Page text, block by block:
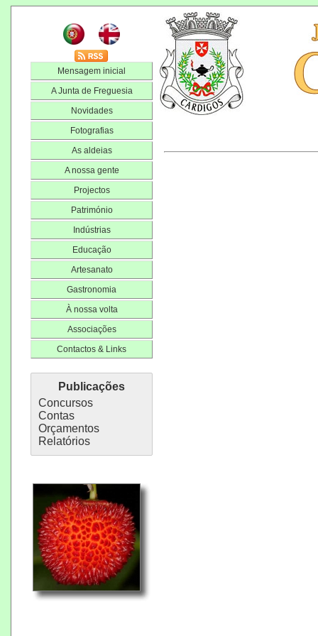
Mensagem inicial
A Junta de Freguesia
Novidades
Fotografias
As aldeias
A nossa gente
Projectos
Património
Indústrias
Educação
Artesanato
Gastronomia
À nossa volta
Associações
Contactos & Links
Publicações
Concursos
Contas
Orçamentos
Relatórios